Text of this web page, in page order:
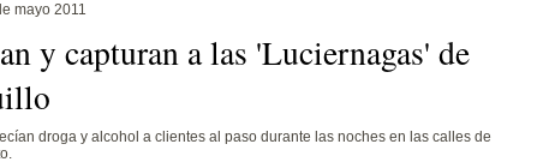
mayo 2011
y capturan a las 'Luciernagas' de
droga y alcohol a clientes al paso durante las noches en las calles de